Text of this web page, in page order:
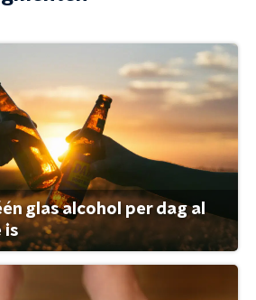
glas alcohol per dag al
is